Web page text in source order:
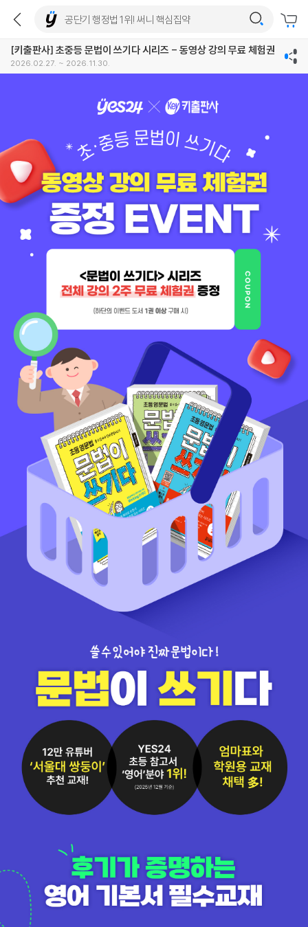
[키출판사] 초중등 문법이 쓰기다 시리즈 - 동영상 강의 무료 체험권
2026.02.27. ~ 2026.11.30.